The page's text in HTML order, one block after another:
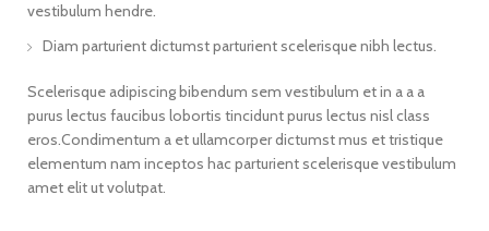
vestibulum hendre.
Diam parturient dictumst parturient scelerisque nibh lectus.
Scelerisque adipiscing bibendum sem vestibulum et in a a a
purus lectus faucibus lobortis tincidunt purus lectus nisl class
eros.Condimentum a et ullamcorper dictumst mus et tristique
elementum nam inceptos hac parturient scelerisque vestibulum
amet elit ut volutpat.